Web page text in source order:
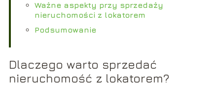
Ważne aspekty przy sprzedaży
nieruchomości z lokatorem
Podsumowanie
Dlaczego warto sprzedać
nieruchomość z lokatorem?